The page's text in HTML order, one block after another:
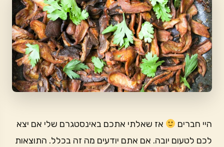
היי חברים
אז שאלתי אתכם באינסטגרם שלי אם יצא
לכם לטעום יובה. אם אתם יודעים מה זה בכלל. התוצאות